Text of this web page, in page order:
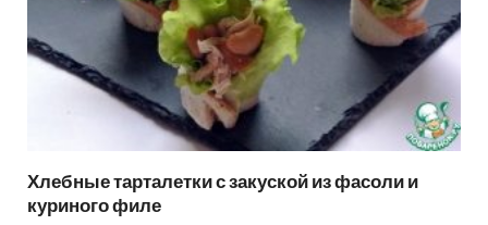
Хлебные тарталетки с закуской из фасоли и
куриного филе